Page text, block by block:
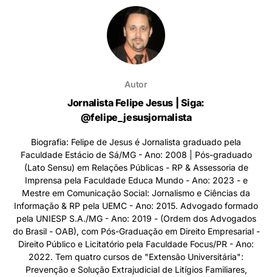
Autor
Jornalista Felipe Jesus | Siga:
@felipe_jesusjornalista
Biografia: Felipe de Jesus é Jornalista graduado pela
Faculdade Estácio de Sá/MG - Ano: 2008 | Pós-graduado
(Lato Sensu) em Relações Públicas - RP & Assessoria de
Imprensa pela Faculdade Educa Mundo - Ano: 2023 - e
Mestre em Comunicação Social: Jornalismo e Ciências da
Informação & RP pela UEMC - Ano: 2015. Advogado formado
pela UNIESP S.A./MG - Ano: 2019 - (Ordem dos Advogados
do Brasil - OAB), com Pós-Graduação em Direito Empresarial -
Direito Público e Licitatório pela Faculdade Focus/PR - Ano:
2022. Tem quatro cursos de "Extensão Universitária":
Prevenção e Solução Extrajudicial de Litígios Familiares,